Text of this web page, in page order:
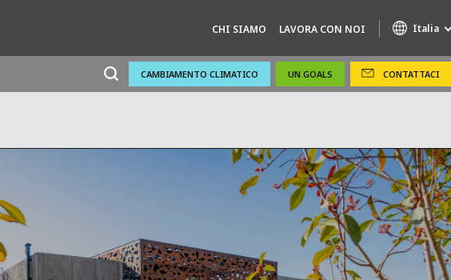
CHI SIAMO LAVORA CON NOI Italia
CAMBIAMENTO CLIMATICO UN GOALS CONTATTACI